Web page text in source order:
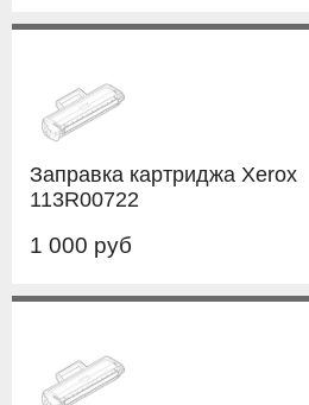
Заправка картриджа Xerox
113R00722
1 000 руб